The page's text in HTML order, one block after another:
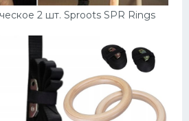
2 шт. Sproots SPR Rings